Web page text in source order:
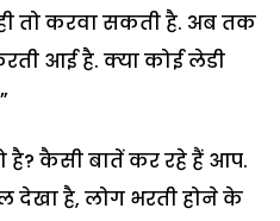
तो करवा सकती है. अब तक
आई है. क्या कोई लेडी
है? कैसी बातें कर रहे हैं आप.
है, लोग भरती होने के